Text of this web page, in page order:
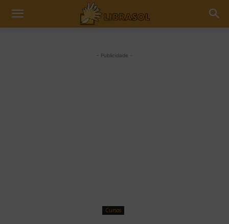
- Publicidade -
Cursos